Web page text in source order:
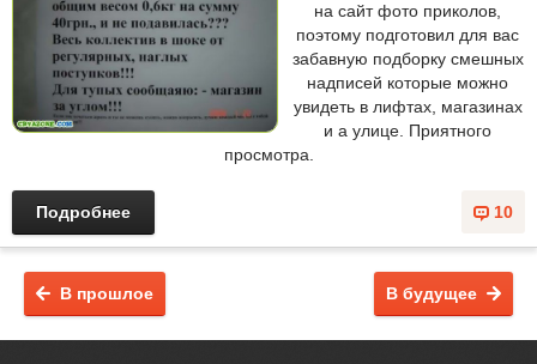
на сайт фото приколов,
поэтому подготовил для вас
забавную подборку смешных
надписей которые можно
увидеть в лифтах, магазинах
и а улице. Приятного
просмотра.
10
Подробнее
В будущее
В прошлое